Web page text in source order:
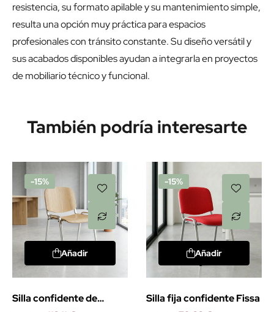
resistencia, su formato apilable y su mantenimiento simple,
resulta una opción muy práctica para espacios
profesionales con tránsito constante. Su diseño versátil y
sus acabados disponibles ayudan a integrarla en proyectos
de mobiliario técnico y funcional.
También podría interesarte
-15%
Añadir
Silla confidente de
-15%
Añadir
Silla fija confidente Fissa